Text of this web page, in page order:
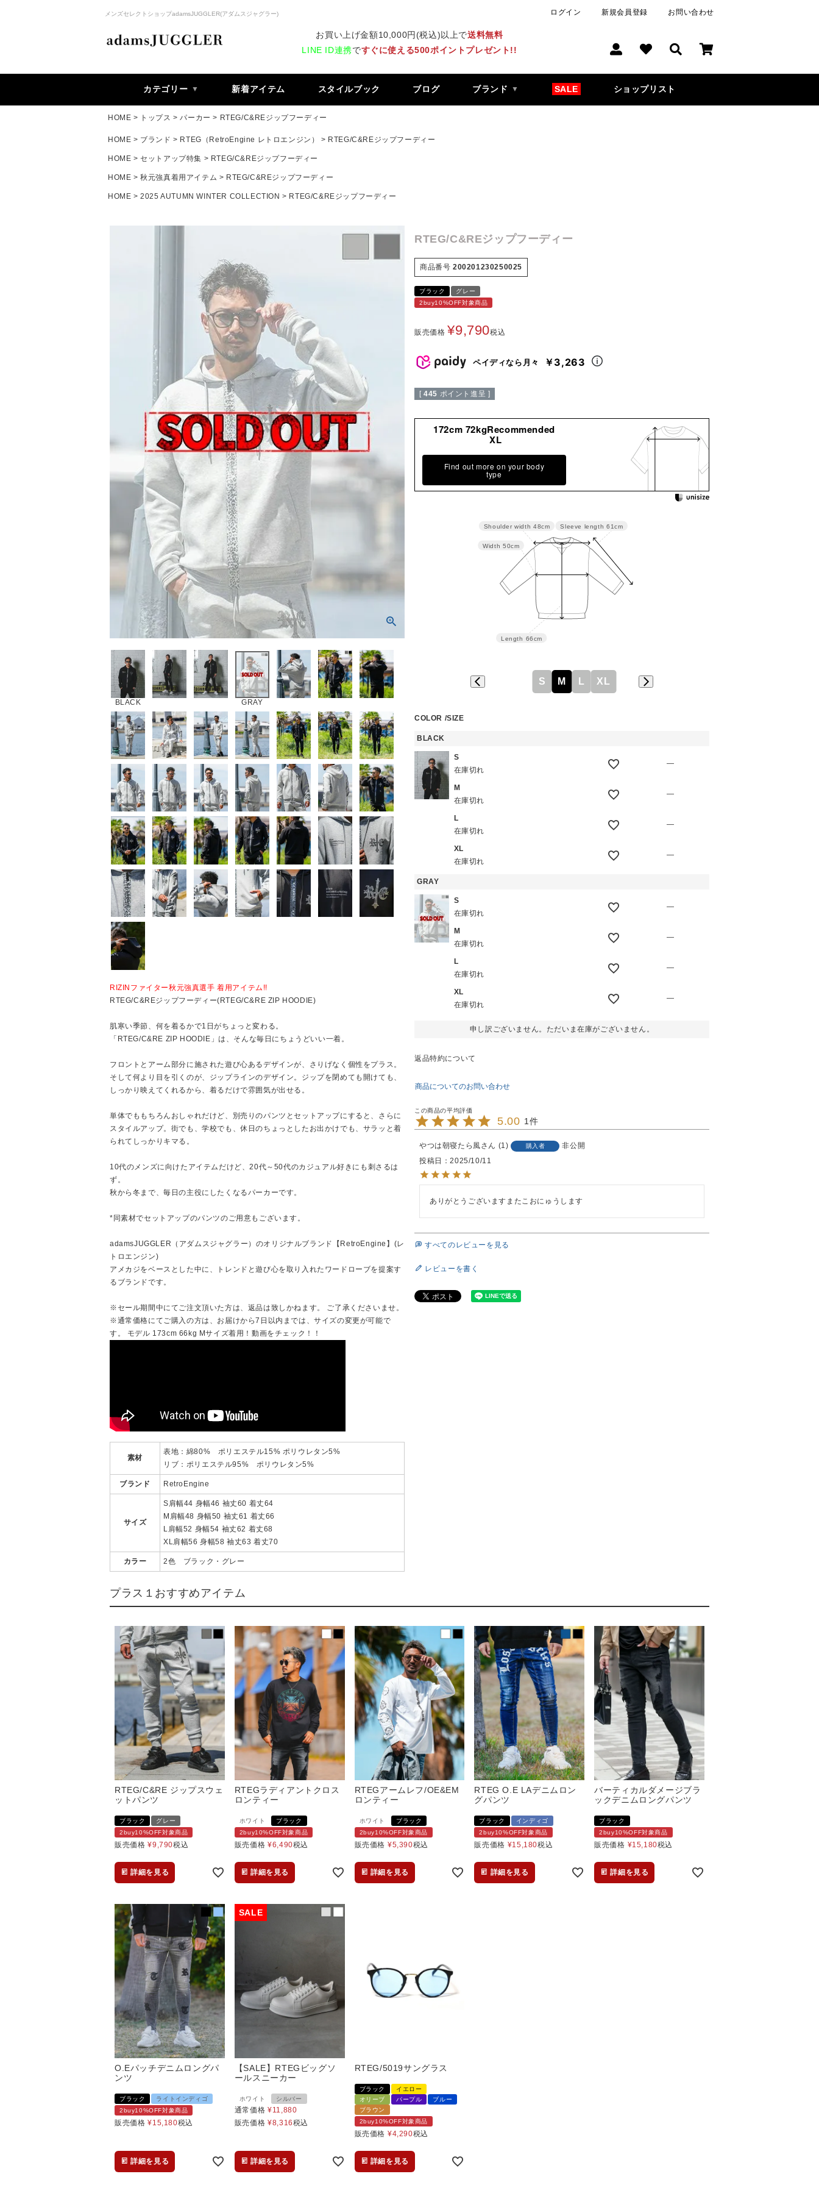
メンズセレクトショップadamsJUGGLER(アダムスジャグラー) ログイン 新規会員登録 お問い合わせ
お買い上げ金額10,000円(税込)以上で送料無料
LINE ID連携ですぐに使える500ポイントプレゼント!!
カテゴリー 新着アイテム スタイルブック ブログ ブランド SALE ショップリスト
HOME トップス パーカー RTEG/C&REジップフーディー
HOME ブランド RTEG（RetroEngine レトロエンジン） RTEG/C&REジップフーディー
HOME セットアップ特集 RTEG/C&REジップフーディー
HOME 秋元強真着用アイテム RTEG/C&REジップフーディー
HOME 2025 AUTUMN WINTER COLLECTION RTEG/C&REジップフーディー
BLACK GRAY
RIZINファイター秋元強真選手 着用アイテム!!
RTEG/C&REジップフーディー(RTEG/C&RE ZIP HOODIE)
肌寒い季節、何を着るかで1日がちょっと変わる。
「RTEG/C&RE ZIP HOODIE」は、そんな毎日にちょうどいい一着。
フロントとアーム部分に施された遊び心あるデザインが、さりげなく個性をプラス。
そして何より目を引くのが、ジップラインのデザイン。ジップを閉めても開けても、
しっかり映えてくれるから、着るだけで雰囲気が出せる。
単体でももちろんおしゃれだけど、別売りのパンツとセットアップにすると、さらに
スタイルアップ。街でも、学校でも、休日のちょっとしたお出かけでも、サラッと着
られてしっかりキマる。
10代のメンズに向けたアイテムだけど、20代～50代のカジュアル好きにも刺さるは
ず。
秋から冬まで、毎日の主役にしたくなるパーカーです。
*同素材でセットアップのパンツのご用意もございます。
adamsJUGGLER（アダムスジャグラー）のオリジナルブランド【RetroEngine】(レ
トロエンジン)
アメカジをベースとした中に、トレンドと遊び心を取り入れたワードローブを提案す
るブランドです。
※セール期間中にてご注文頂いた方は、返品は致しかねます。 ご了承くださいませ。
※通常価格にてご購入の方は、お届けから7日以内までは、サイズの変更が可能で
す。 モデル 173cm 66kg Mサイズ着用！動画をチェック！！
素材
表地：綿80% ポリエステル15% ポリウレタン5%
リブ：ポリエステル95% ポリウレタン5%
ブランド RetroEngine
サイズ
S肩幅44 身幅46 袖丈60 着丈64
M肩幅48 身幅50 袖丈61 着丈66
L肩幅52 身幅54 袖丈62 着丈68
XL肩幅56 身幅58 袖丈63 着丈70
カラー 2色 ブラック・グレー
RTEG/C&REジップフーディー
商品番号 200201230250025
ブラック
グレー
2buy10%OFF対象商品
販売価格 ¥9,790税込
ペイディなら月々 ￥3,263
[ 445 ポイント進呈 ]
172cm 72kgRecommended
XL
Find out more on your body
type
Sleeve length 61cm
Length 66cm
Width 50cm
Shoulder width 48cm
S M L XL
COLOR SIZE
BLACK
S
在庫切れ
—
M
在庫切れ
—
L
在庫切れ
—
XL
在庫切れ
—
GRAY
S
在庫切れ
—
M
在庫切れ
—
L
在庫切れ
—
XL
在庫切れ
—
申し訳ございません。ただいま在庫がございません。
返品特約について
商品についてのお問い合わせ
5.00 1
やつは朝寝たら風 1 購入者
非公開
投稿日
2025/10/11
ありがとうございますまたこおにゅうします
すべてのレビューを見る
レビューを書く
プラス１おすすめアイテム
RTEG/C&RE ジップスウェ
ットパンツ
ブラック
グレー
2buy10%OFF対象商品
販売価格 ¥9,790税込
詳細を見る
RTEGラディアントクロス
ロンティー
ホワイト
ブラック
2buy10%OFF対象商品
販売価格 ¥6,490税込
詳細を見る
RTEGアームレフ/OE&EM
ロンティー
ホワイト
ブラック
2buy10%OFF対象商品
販売価格 ¥5,390税込
詳細を見る
RTEG O.E LAデニムロン
グパンツ
ブラック
インディゴ
2buy10%OFF対象商品
販売価格 ¥15,180税込
詳細を見る
バーティカルダメージブラ
ックデニムロングパンツ
ブラック
2buy10%OFF対象商品
販売価格 ¥15,180税込
詳細を見る
O.Eパッチデニムロングパ
ンツ
ブラック
ライトインディゴ
2buy10%OFF対象商品
販売価格 ¥15,180税込
詳細を見る
【SALE】RTEGビッグソ
ールスニーカー
ホワイト シルバー
通常価格 ¥11,880
販売価格 ¥8,316税込
詳細を見る
RTEG/5019サングラス
ブラック
イエロー
オリーブ
パープル
ブルー
ブラウン
2buy10%OFF対象商品
販売価格 ¥4,290税込
詳細を見る